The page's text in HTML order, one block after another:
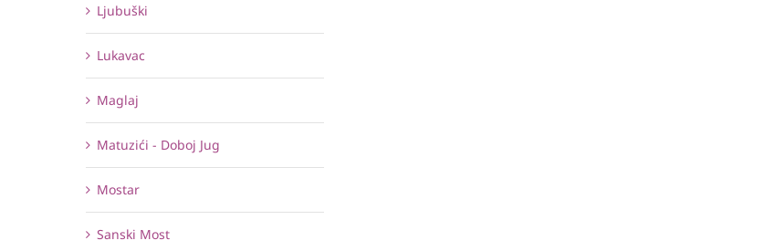
Ljubuški
Lukavac
Maglaj
Matuzići - Doboj Jug
Mostar
Sanski Most